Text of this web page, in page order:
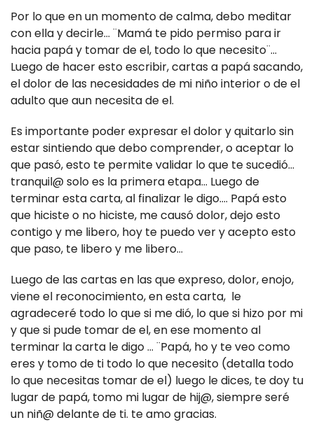
Por lo que en un momento de calma, debo meditar
con ella y decirle... ¨Mamá te pido permiso para ir
hacia papá y tomar de el, todo lo que necesito¨...
Luego de hacer esto escribir, cartas a papá sacando,
el dolor de las necesidades de mi niño interior o de el
adulto que aun necesita de el.
Es importante poder expresar el dolor y quitarlo sin
estar sintiendo que debo comprender, o aceptar lo
que pasó, esto te permite validar lo que te sucedió...
tranquil@ solo es la primera etapa... Luego de
terminar esta carta, al finalizar le digo.... Papá esto
que hiciste o no hiciste, me causó dolor, dejo esto
contigo y me libero, hoy te puedo ver y acepto esto
que paso, te libero y me libero...
Luego de las cartas en las que expreso, dolor, enojo,
viene el reconocimiento, en esta carta, le
agradeceré todo lo que si me dió, lo que si hizo por mi
y que si pude tomar de el, en ese momento al
terminar la carta le digo ... ¨Papá, ho y te veo como
eres y tomo de ti todo lo que necesito (detalla todo
lo que necesitas tomar de el) luego le dices, te doy tu
lugar de papá, tomo mi lugar de hij@, siempre seré
un niñ@ delante de ti. te amo gracias.